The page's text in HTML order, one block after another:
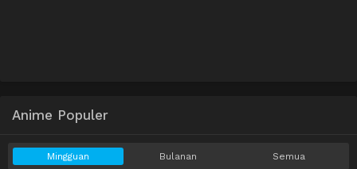
Anime Populer
Mingguan Bulanan Semua